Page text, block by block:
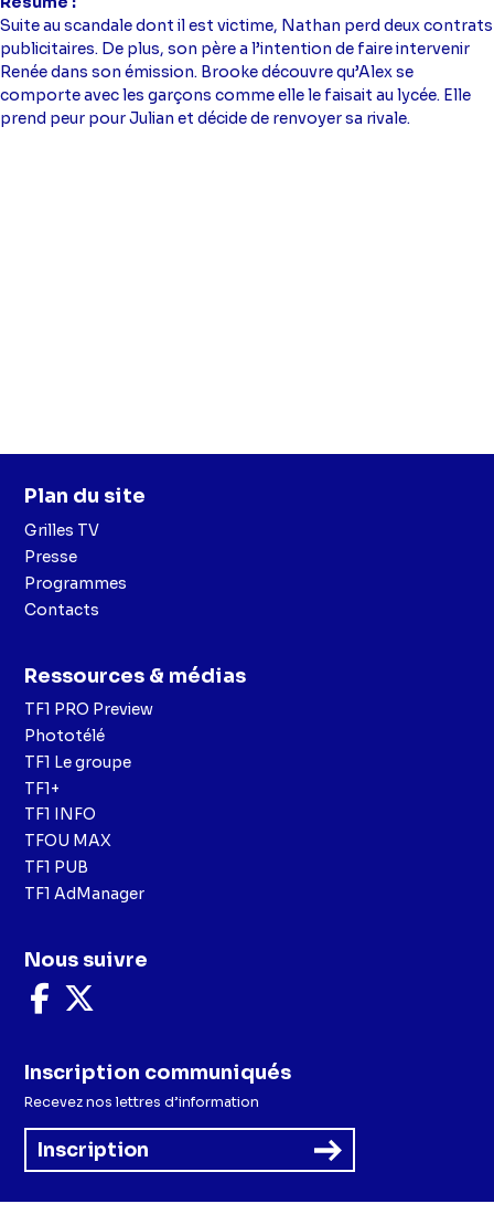
Suite au scandale dont il est victime, Nathan perd deux contrats
publicitaires. De plus, son père a l’intention de faire intervenir
Renée dans son émission. Brooke découvre qu’Alex se
comporte avec les garçons comme elle le faisait au lycée. Elle
prend peur pour Julian et décide de renvoyer sa rivale.
Plan du site
Grilles TV
Presse
Programmes
Contacts
Ressources & médias
TF1 PRO Preview
Phototélé
TF1 Le groupe
TF1+
TF1 INFO
TFOU MAX
TF1 PUB
TF1 AdManager
Nous suivre
Nous
suivre
Facebook
X
Inscription communiqués
Recevez nos lettres d’information
Inscription